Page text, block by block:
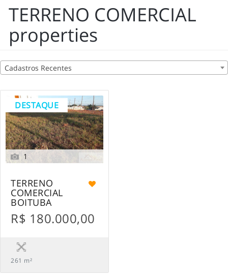
TERRENO COMERCIAL
properties
Cadastros Recentes
DESTAQUE
1
TERRENO
COMERCIAL
BOITUBA
R$ 180.000,00
261 m²